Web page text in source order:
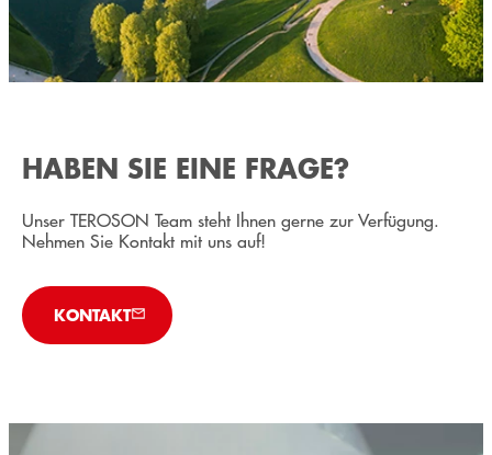
HABEN SIE EINE FRAGE?
Unser TEROSON Team steht Ihnen gerne zur Verfügung.
Nehmen Sie Kontakt mit uns auf!
KONTAKT